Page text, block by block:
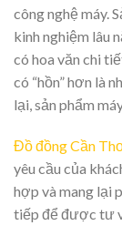
công nghệ máy.
kinh nghiệm lâu
có hoa văn chi
có “hồn” hơn là
lại, sản phẩm
Đồ đồng Cần
yêu cầu của
hợp và mang lại
tiếp để được tư